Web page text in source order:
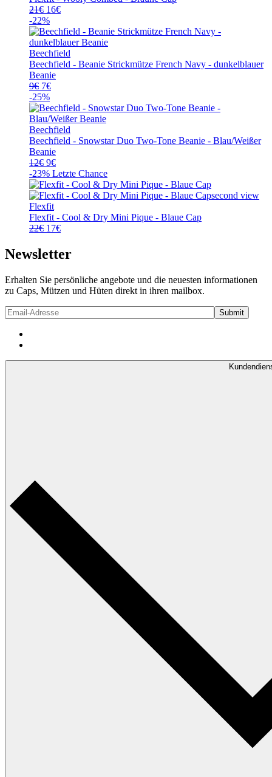
21€ Ursprünglicher
Preis
war:
21€
16€Aktueller
ist:
16€.
-22%
Beechfield
Beechfield - Beanie Strickmütze French Navy - dunkelblauer
Beanie
9€ Ursprünglicher
Preis
war:
9€
7€Aktueller
ist:
7€.
-25%
Beechfield
Beechfield - Snowstar Duo Two-Tone Beanie - Blau/Weißer
Beanie
12€ Ursprünglicher
Preis
war:
12€
9€Aktueller
Preis
ist:
9€.
-23% Letzte Chance
Flexfit
Flexfit - Cool & Dry Mini Pique - Blaue Cap
22€ Ursprünglicher
war:
22€
17€Aktueller
ist:
17€.
Newsletter
Erhalten Sie persönliche angebote und die neuesten informationen
zu Caps, Mützen und Hüten direkt in ihren mailbox.